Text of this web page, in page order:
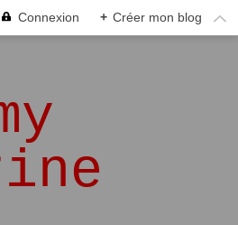
Connexion + Créer mon blog